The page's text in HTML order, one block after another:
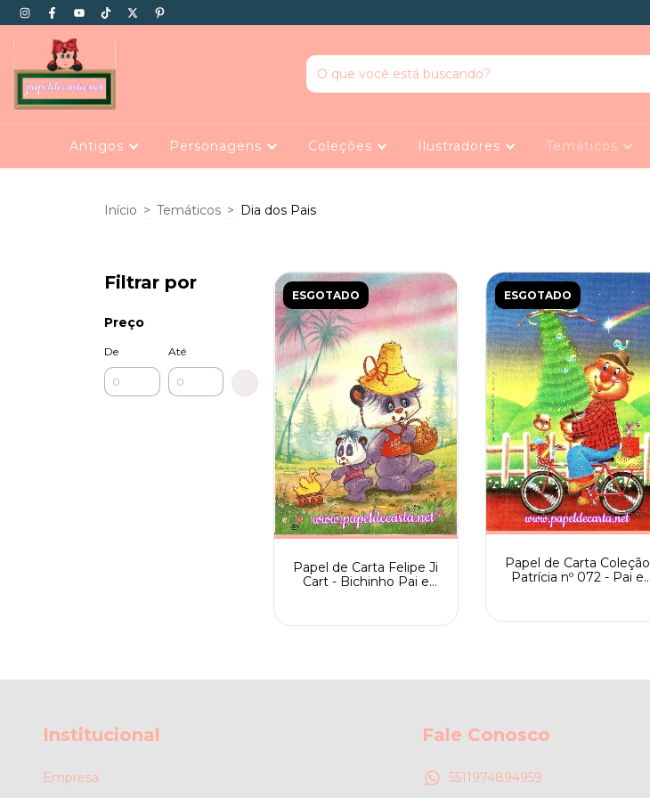
Antigos Personagens Coleções Ilustradores Temáticos
Início > Temáticos > Dia dos Pais
Filtrar por
Preço
De Até
ESGOTADO
Papel de Carta Felipe Ji
Cart - Bichinho Pai e
ESGOTADO
Papel de Carta Coleção
Patrícia nº 072 - Pai e
Institucional
Empresa
Fale Conosco
5511974894959